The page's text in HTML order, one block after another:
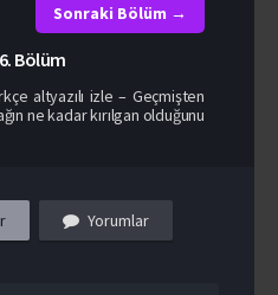
Sonraki Bölüm →
6. Bölüm
altyazılı izle – Geçmişten
ne kadar kırılgan olduğunu
Yorumlar